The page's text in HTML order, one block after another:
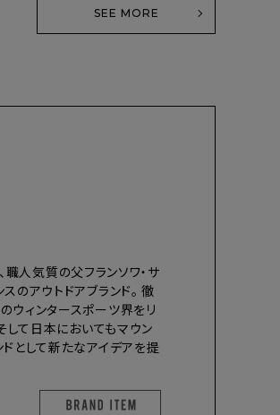
SEE MORE
人気質の父フランソワ・サ
のアウトドアブランド。 徹
ウィンタースポーツ界をリ
して日本においてもマウン
として新たなアイデアを提